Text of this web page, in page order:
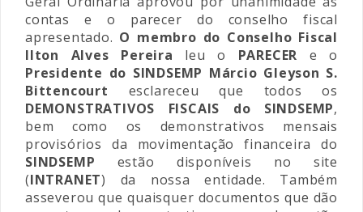
contas e o parecer do conselho fiscal
apresentado. O membro do Conselho Fiscal
Ilton Alves Pereira leu o PARECER e o
Presidente do SINDSEMP Márcio Gleyson S.
Bittencourt esclareceu que todos os
DEMONSTRATIVOS FISCAIS do SINDSEMP,
bem como os demonstrativos mensais
provisórios da movimentação financeira do
SINDSEMP estão disponíveis no site
(INTRANET) da nossa entidade. Também
asseverou que quaisquer documentos que dão